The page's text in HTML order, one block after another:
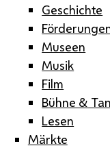
Geschichte
Museen
Musik
Film
Bühne &
Lesen
Märkte